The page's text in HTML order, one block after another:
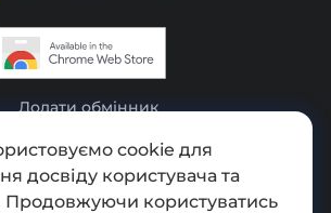
Додати обмінник
Мапа сайту
Press kit
cookie для
досвіду користувача та
Продовжуючи користуватись